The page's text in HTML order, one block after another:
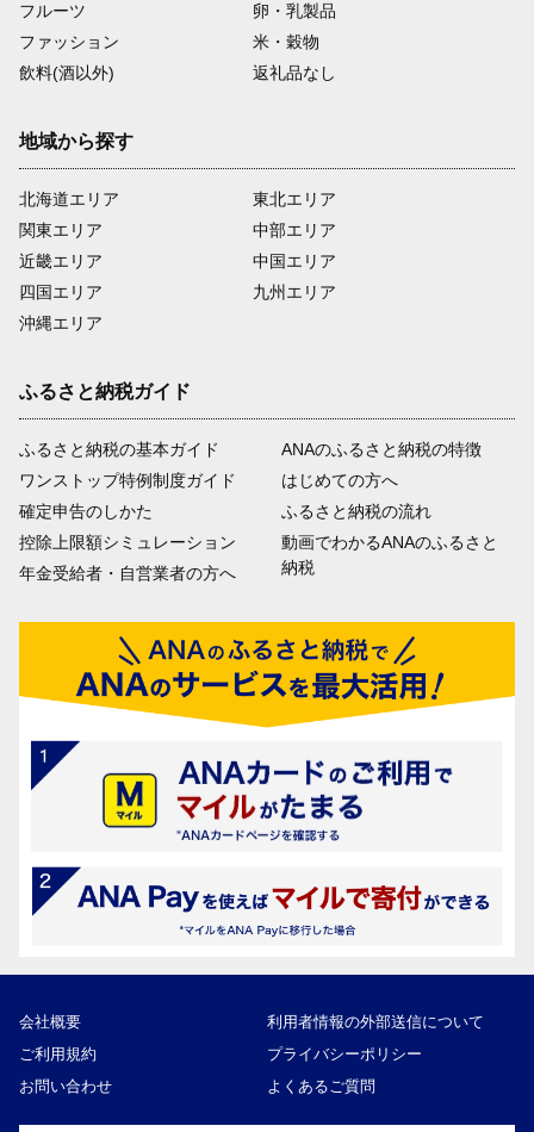
フルーツ
卵・乳製品
ファッション
米・穀物
飲料(酒以外)
返礼品なし
地域から探す
北海道エリア
関東エリア
近畿エリア
四国エリア
沖縄エリア
東北エリア
中部エリア
中国エリア
九州エリア
ふるさと納税ガイド
ふるさと納税の基本ガイド
ワンストップ特例制度ガイド
確定申告のしかた
控除上限額シミュレーション
年金受給者・自営業者の方へ
ANAのふるさと納税の特徴
はじめての方へ
ふるさと納税の流れ
動画でわかるANAのふるさと
納税
会社概要
利用者情報の外部送信について
ご利用規約
プライバシーポリシー
お問い合わせ
よくあるご質問